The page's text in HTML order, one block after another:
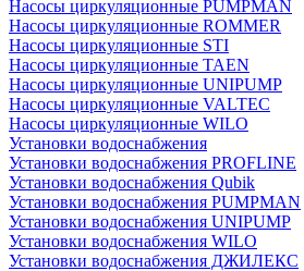
Насосы циркуляционные PUMPMAN
Насосы циркуляционные ROMMER
Насосы циркуляционные STI
Насосы циркуляционные TAEN
Насосы циркуляционные UNIPUMP
Насосы циркуляционные VALTEC
Насосы циркуляционные WILO
Установки водоснабжения
Установки водоснабжения PROFLINE
Установки водоснабжения Qubik
Установки водоснабжения PUMPMAN
Установки водоснабжения UNIPUMP
Установки водоснабжения WILO
Установки водоснабжения ДЖИЛЕКС